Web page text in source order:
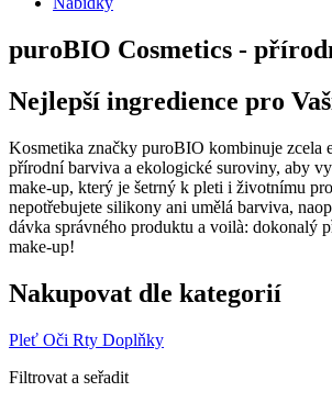
puroBIO Cosmetics -
Nejlepší ingredience pro
Kosmetika značky puroBIO kombinuje zcela
přírodní barviva a ekologické suroviny, aby
make-up, který je šetrný k pleti i životnímu
nepotřebujete silikony ani umělá barviva,
dávka správného produktu a voilà: dokonalý
make-up!
Nakupovat dle kategorií
Pleť Oči Rty Doplňky
Filtrovat a seřadit